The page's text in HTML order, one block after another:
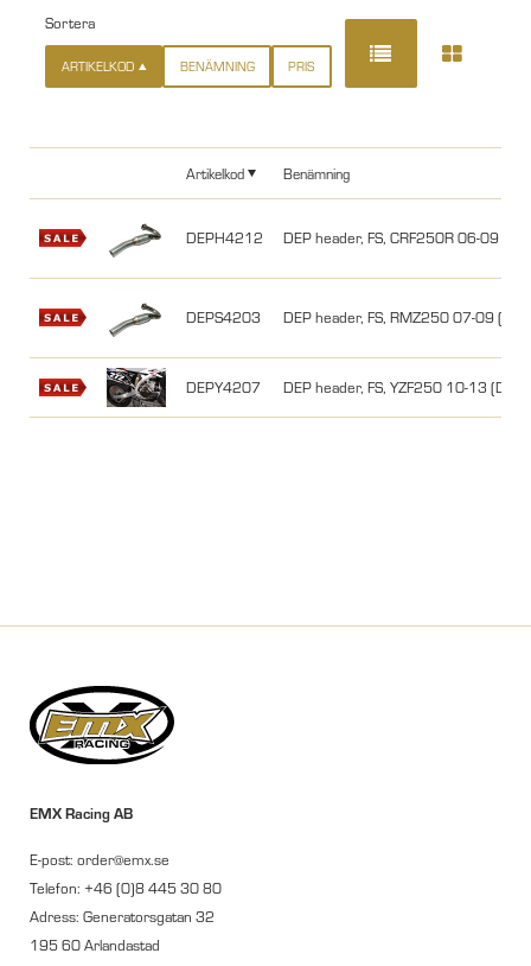
Sortera
ARTIKELKOD BENÄMNING PRIS
Artikelkod Benämning
DEPH4212 DEP header, FS, CRF250R 06-09
DEPS4203 DEP header, FS, RMZ250 07-09
DEPY4207 DEP header, FS, YZF250 10-13
EMX Racing AB
E-post: order@emx.se
Telefon: +46 (0)8 445 30 80
Adress: Generatorsgatan 32
195 60 Arlandastad